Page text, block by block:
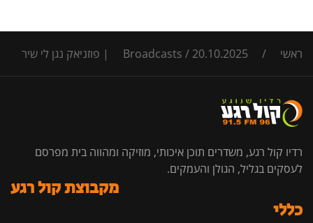
ראשי /
Broadcasts / 20.10.2025 | פוזניאק נגן לי שיר
רדיו קול רגע, משדרים תוכן איכותי, מוזיקה ומהווה בית מפרסם
לעסקים בגליל, הגולן והעמקים.
כללי
מקבוצת קול רגע